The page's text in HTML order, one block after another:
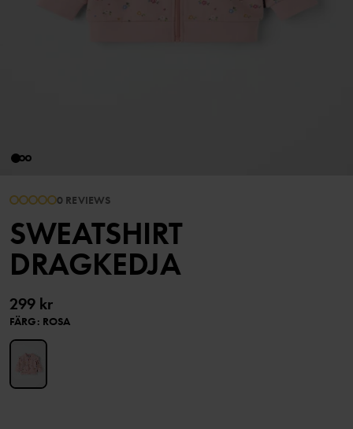
0 REVIEWS
SWEATSHIRT
DRAGKEDJA
299 kr
FÄRG: ROSA